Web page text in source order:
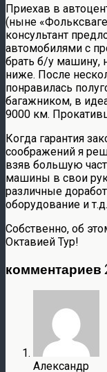
Приехав в
(ныне
консультант
автомобилями с
брать б/у машину,
ниже. После
понравилась
багажником, в
9000 км.
Когда гарантия
соображений я
взяв большую
машины в свои
различные
оборудование и т.д.
Собственно, об
Октавией Тур!
комментариев
Александр